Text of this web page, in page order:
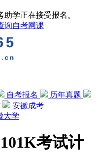
学正在接受报名。
询自考网课
自考报名
历年真题
安徽成考
大学
考试计